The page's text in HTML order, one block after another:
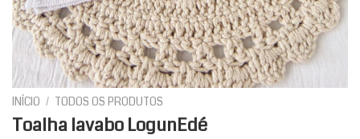
INÍCIO / TODOS OS PRODUTOS
Toalha lavabo LogunEdé